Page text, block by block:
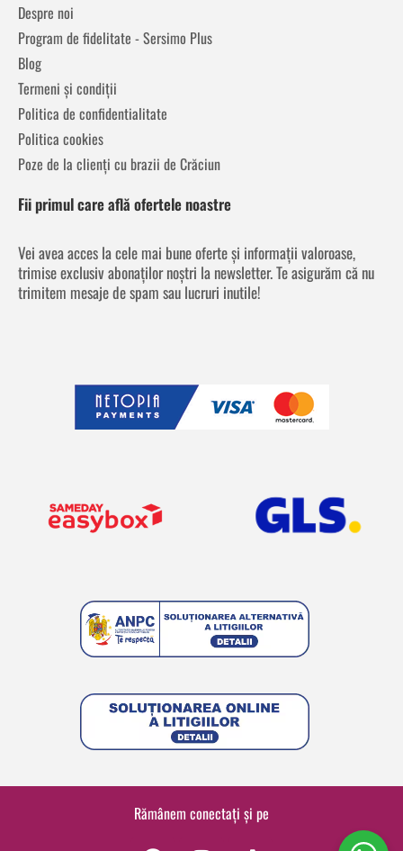
Despre noi
Program de fidelitate - Sersimo Plus
Blog
Termeni și condiții
Politica de confidentialitate
Politica cookies
Poze de la clienți cu brazii de Crăciun
Fii primul care află ofertele noastre
Vei avea acces la cele mai bune oferte și informații valoroase,
trimise exclusiv abonaților noștri la newsletter. Te asigurăm că nu
trimitem mesaje de spam sau lucruri inutile!
Rămânem conectați și pe